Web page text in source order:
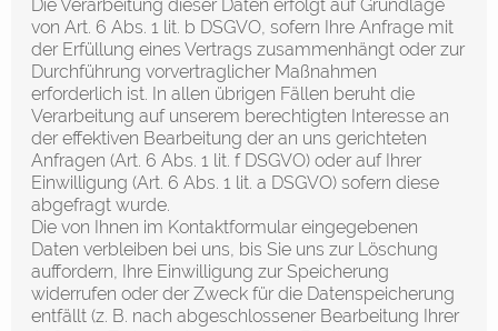
Die Verarbeitung dieser Daten erfolgt auf Grundlage
von Art. 6 Abs. 1 lit. b DSGVO, sofern Ihre Anfrage mit
der Erfüllung eines Vertrags zusammenhängt oder zur
Durchführung vorvertraglicher Maßnahmen
erforderlich ist. In allen übrigen Fällen beruht die
Verarbeitung auf unserem berechtigten Interesse an
der effektiven Bearbeitung der an uns gerichteten
Anfragen (Art. 6 Abs. 1 lit. f DSGVO) oder auf Ihrer
Einwilligung (Art. 6 Abs. 1 lit. a DSGVO) sofern diese
abgefragt wurde.
Die von Ihnen im Kontaktformular eingegebenen
Daten verbleiben bei uns, bis Sie uns zur Löschung
auffordern, Ihre Einwilligung zur Speicherung
widerrufen oder der Zweck für die Datenspeicherung
entfällt (z. B. nach abgeschlossener Bearbeitung Ihrer